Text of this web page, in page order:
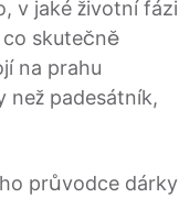
v jaké životní fázi
skutečně
na prahu
než padesátník,
průvodce dárky